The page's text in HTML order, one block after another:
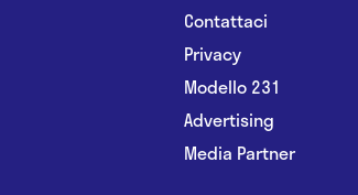
Contattaci
Privacy
Modello 231
Advertising
Media Partner